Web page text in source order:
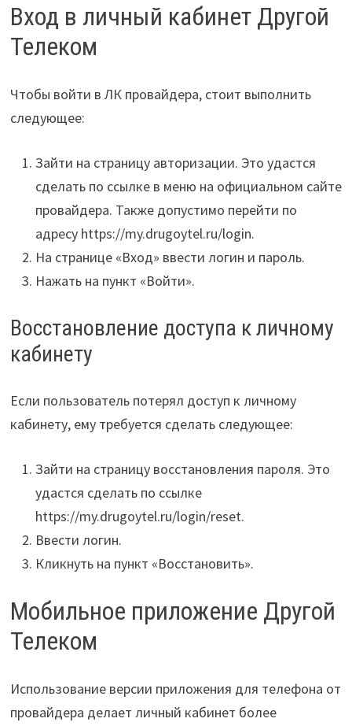
Вход в личный кабинет Другой
Телеком
Чтобы войти в ЛК провайдера, стоит выполнить
следующее:
Зайти на страницу авторизации. Это удастся
сделать по ссылке в меню на официальном сайте
провайдера. Также допустимо перейти по
адресу https://my.drugoytel.ru/login.
На странице «Вход» ввести логин и пароль.
Нажать на пункт «Войти».
Восстановление доступа к личному
кабинету
Если пользователь потерял доступ к личному
кабинету, ему требуется сделать следующее:
Зайти на страницу восстановления пароля. Это
удастся сделать по ссылке
https://my.drugoytel.ru/login/reset.
Ввести логин.
Кликнуть на пункт «Восстановить».
Мобильное приложение Другой
Телеком
Использование версии приложения для телефона от
провайдера делает личный кабинет более